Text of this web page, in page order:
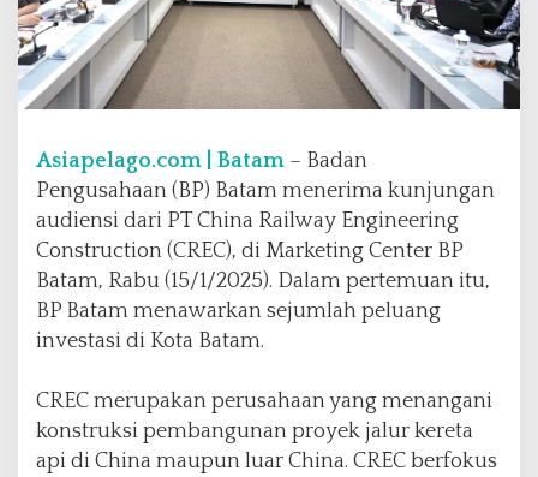
C
B
m
B
u
k
S
e
l
a
Asiapelago.com | Batam – Badan
Pengusahaan (BP) Batam menerima kunjungan
audiensi dari PT China Railway Engineering
Construction (CREC), di Marketing Center BP
Batam, Rabu (15/1/2025). Dalam pertemuan itu,
BP Batam menawarkan sejumlah peluang
investasi di Kota Batam.
CREC merupakan perusahaan yang menangani
konstruksi pembangunan proyek jalur kereta
api di China maupun luar China. CREC berfokus